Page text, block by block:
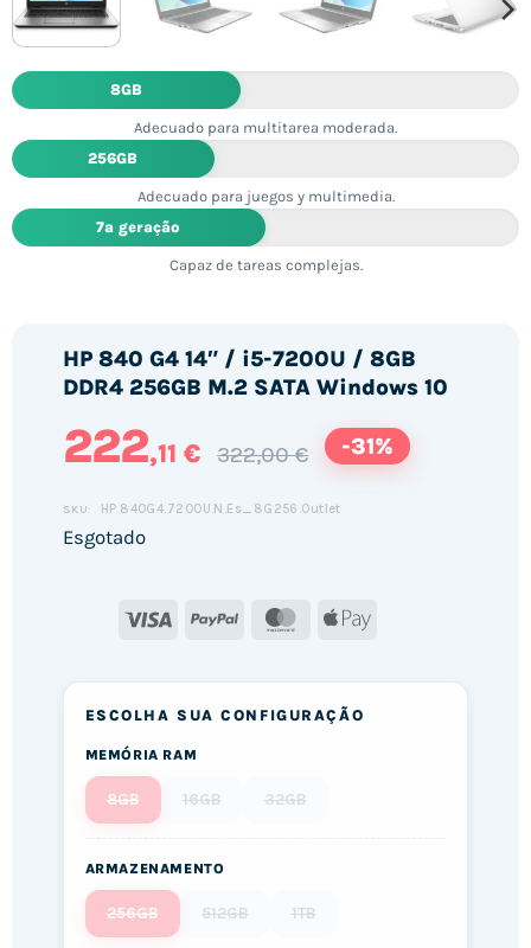
8GB
Adecuado para multitarea moderada.
256GB
Adecuado para juegos y multimedia.
7ª geração
Capaz de tareas complejas.
HP 840 G4 14″ / i5-7200U / 8GB
DDR4 256GB M.2 SATA Windows 10
222,11 € 322,00 € -31%
SKU: HP.840G4.7200U.N.Es_8G256.Outlet
Esgotado
Visa PayPal MasterCard
Apple
ESCOLHA SUA CONFIGURAÇÃO
MEMÓRIA RAM
8GB 16GB 32GB
ARMAZENAMENTO
256GB 512GB 1TB